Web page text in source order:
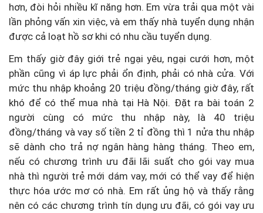
hơn, đòi hỏi nhiều kĩ năng hơn. Em vừa trải qua một vài
lần phỏng vấn xin việc, và em thấy nhà tuyển dụng nhận
được cả loạt hồ sơ khi có nhu cầu tuyển dụng.
Em thấy giờ đây giới trẻ ngại yêu, ngại cưới hơn, một
phần cũng vì áp lực phải ổn định, phải có nhà cửa. Với
mức thu nhập khoảng 20 triệu đồng/tháng giờ đây, rất
khó để có thể mua nhà tại Hà Nội. Đặt ra bài toán 2
người cùng có mức thu nhập này, là 40 triệu
đồng/tháng và vay số tiền 2 tỉ đồng thì 1 nửa thu nhập
sẽ dành cho trả nợ ngân hàng hàng tháng. Theo em,
nếu có chương trình ưu đãi lãi suất cho gói vay mua
nhà thì người trẻ mới dám vay, mới có thể vay để hiện
thực hóa ước mơ có nhà. Em rất ủng hộ và thấy rằng
nên có các chương trình tín dụng ưu đãi, có gói vay ưu